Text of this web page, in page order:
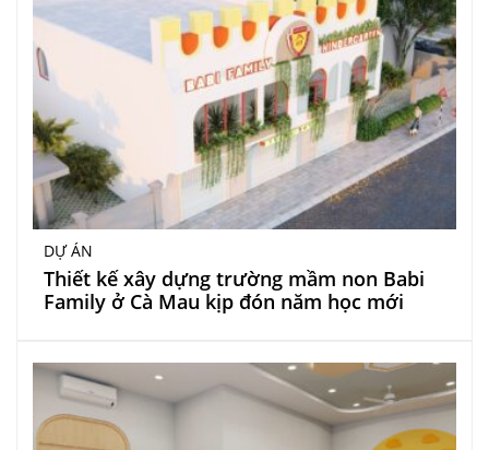
DỰ ÁN
Thiết kế xây dựng trường mầm non Babi
Family ở Cà Mau kịp đón năm học mới